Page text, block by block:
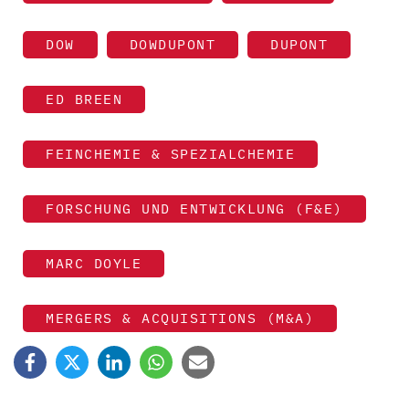
DOW DOWDUPONT DUPONT
ED BREEN
FEINCHEMIE & SPEZIALCHEMIE
FORSCHUNG UND ENTWICKLUNG (F&E)
MARC DOYLE
MERGERS & ACQUISITIONS (M&A)